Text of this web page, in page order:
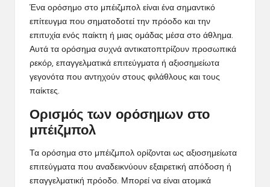
Ένα ορόσημο στο μπέιζμπολ είναι ένα σημαντικό
επίτευγμα που σηματοδοτεί την πρόοδο και την
επιτυχία ενός παίκτη ή μιας ομάδας μέσα στο άθλημα.
Αυτά τα ορόσημα συχνά αντικατοπτρίζουν προσωπικά
ρεκόρ, επαγγελματικά επιτεύγματα ή αξιοσημείωτα
γεγονότα που αντηχούν στους φιλάθλους και τους
παίκτες.
Ορισμός των ορόσημων στο
μπέιζμπολ
Τα ορόσημα στο μπέιζμπολ ορίζονται ως αξιοσημείωτα
επιτεύγματα που αναδεικνύουν εξαιρετική απόδοση ή
επαγγελματική πρόοδο. Μπορεί να είναι ατομικά